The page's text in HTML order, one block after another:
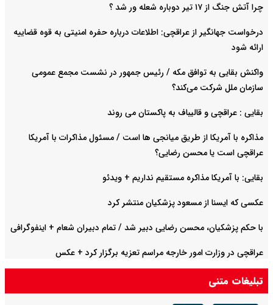
چرا آتش جنگ از ۱۷ تیر دوباره شعله ور شد ؟
درخواست جهانگیر از عراقچی: اطلاعات درباره حفره امنیتی به قوه قضاییه
ارائه شود
واکنش بقایی به توافق مکه / رئیس جمهور در نشست مجمع عمومی
سازمان ملل شرکت می‌کند؟
بقایی : عراقچی و قالیباف به پاکستان می روند
مذاکره با آمریکا از طریق میانجی ها است / مسئول مذاکرات با آمریکا
عراقچی است یا محسن رضایی؟
بقایی: با آمریکا مذاکره مستقیم نداریم + ویدئو
عکسی که ایسنا از مسعود پزشکیان منتشر کرد
با حکم پزشکیان، محسن رضایی دبیر شد / تمام دبیران شعام + اینفوگرافی
عراقچی در وزارت امور خارجه مراسم تعزیه برگزار کرد + عکس
تبلیغات متنی